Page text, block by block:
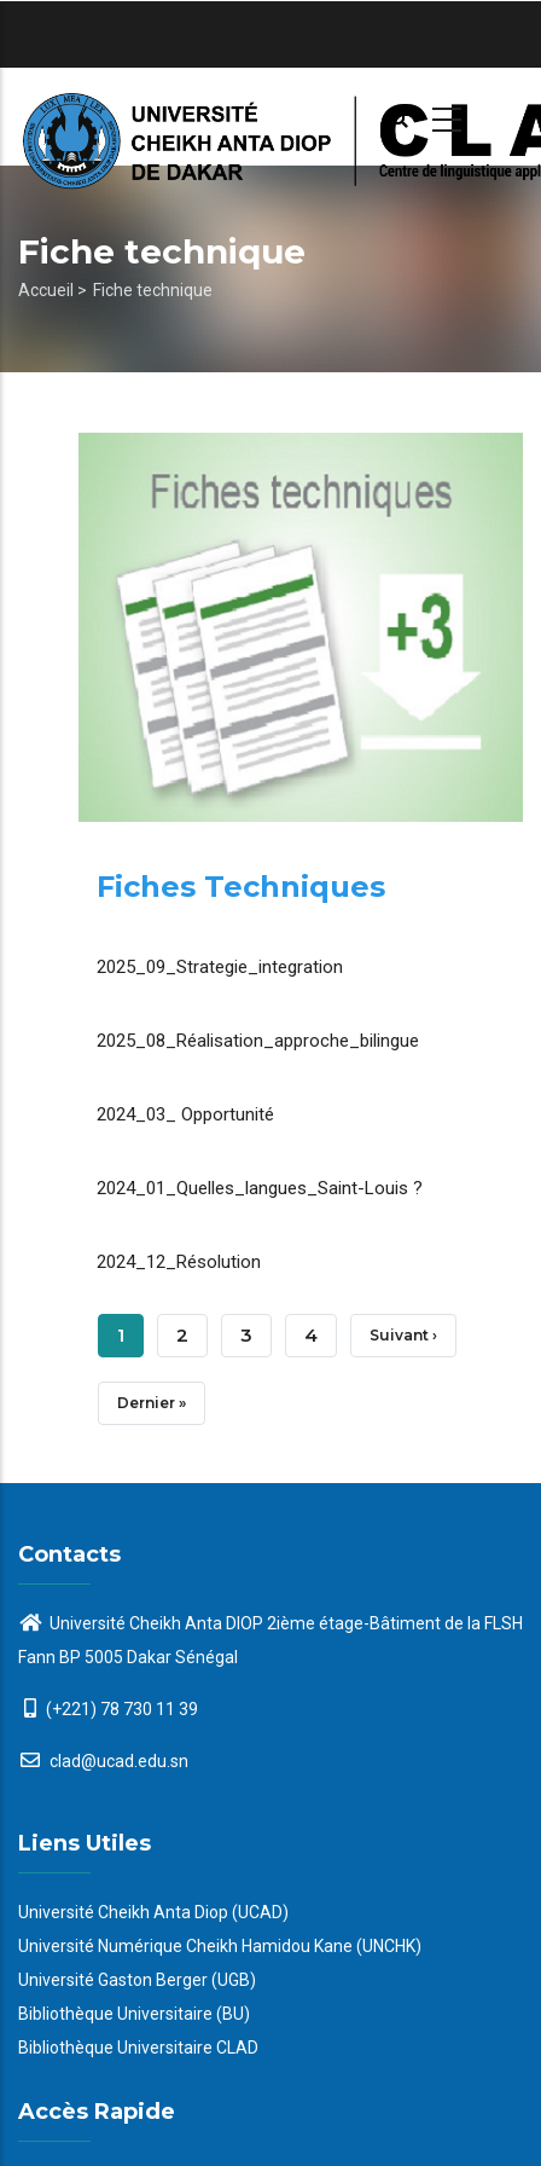
principal
Fiche technique
Fil
Accueil > Fiche technique
Fiches Techniques
2025_09_Strategie_integration
2025_08_Réalisation_approche_bilingue
2024_03_ Opportunité
2024_01_Quelles_langues_Saint-Louis ?
2024_12_Résolution
Pagination
Page
Courante
1 Page
2 Page
3 Page
4 Page
Suivant ›
Dernière
Dernier »
Contacts
Université Cheikh Anta DIOP 2ième étage-Bâtiment de la FLSH
Fann BP 5005 Dakar Sénégal
(+221) 78 730 11 39
clad@ucad.edu.sn
Liens Utiles
Université Cheikh Anta Diop (UCAD)
Université Numérique Cheikh Hamidou Kane (UNCHK)
Université Gaston Berger (UGB)
Bibliothèque Universitaire (BU)
Bibliothèque Universitaire CLAD
Accès Rapide